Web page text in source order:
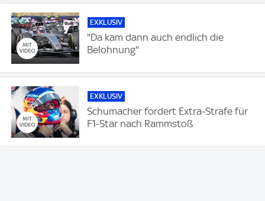
EXKLUSIV
"Da kam dann auch endlich die
Belohnung"
EXKLUSIV
Schumacher fordert Extra-Strafe für
F1-Star nach Rammstoß